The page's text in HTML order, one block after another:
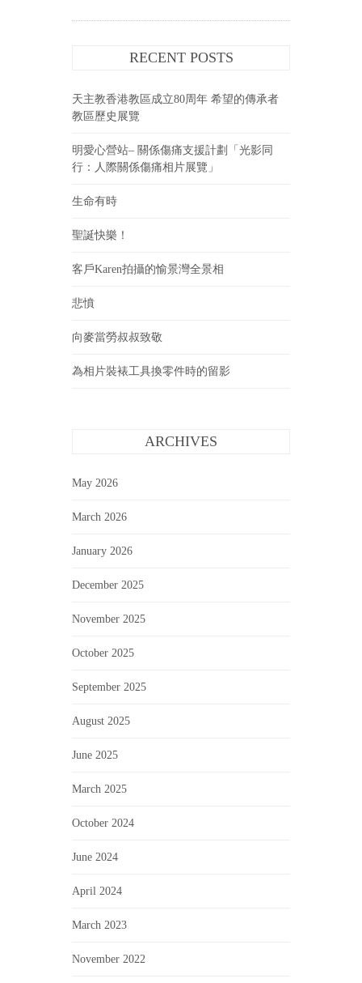
RECENT POSTS
天主教香港教區成立80周年 希望的傳承者
教區歷史展覽
明愛心營站– 關係傷痛支援計劃「光影同
行：人際關係傷痛相片展覽」
生命有時
聖誕快樂！
客戶Karen拍攝的愉景灣全景相
悲憤
向麥當勞叔叔致敬
為相片裝裱工具換零件時的留影
ARCHIVES
May 2026
March 2026
January 2026
December 2025
November 2025
October 2025
September 2025
August 2025
June 2025
March 2025
October 2024
June 2024
April 2024
March 2023
November 2022